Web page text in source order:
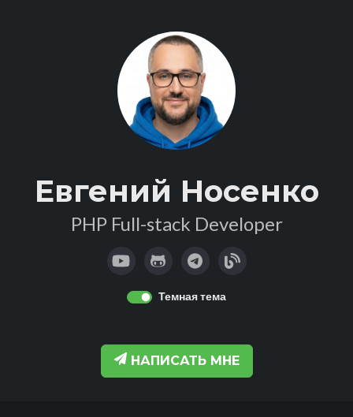
Евгений Носенко
PHP Full-stack Developer
Темная тема
НАПИСАТЬ МНЕ